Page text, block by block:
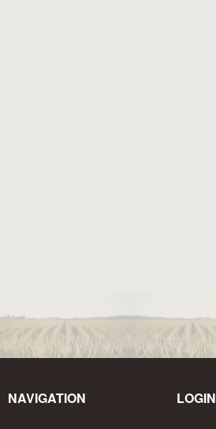
NAVIGATION LOGIN